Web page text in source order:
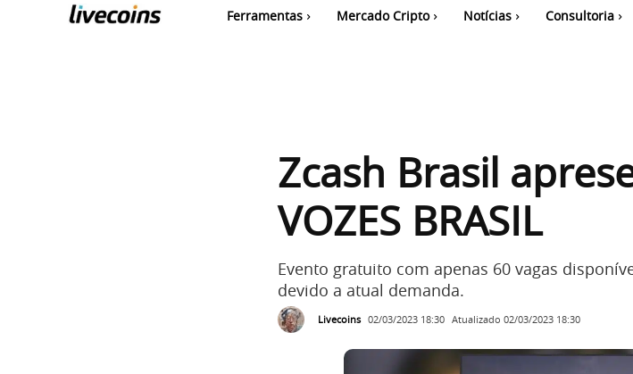
Ferramentas Mercado Cripto Notícias Consultoria
Zcash Brasil
VOZES BRASIL
Evento gratuito com apenas 60 vagas
devido a atual demanda.
Livecoins 02/03/2023 18:30 Atualizado 02/03/2023 18:30